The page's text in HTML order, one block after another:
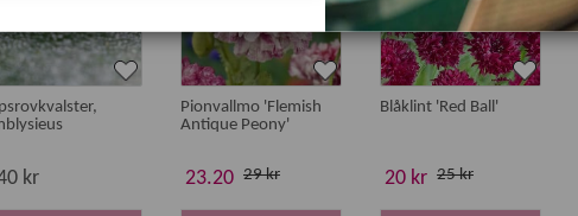
kr
Pionvallmo 'Flemish
Antique Peony'
23.20 29 kr
Blåklint 'Red Ball'
20 kr 25 kr